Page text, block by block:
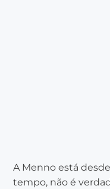
A Menno está
tempo, não é